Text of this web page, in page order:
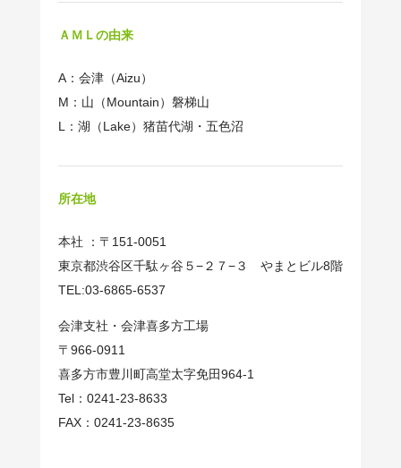
ＡＭＬの由来
A：会津（Aizu）
M：山（Mountain）磐梯山
L：湖（Lake）猪苗代湖・五色沼
所在地
本社 ：〒151-0051
東京都渋谷区千駄ヶ谷５−２７−３ やまとビル8階
TEL:03-6865-6537
会津支社・会津喜多方工場
〒966-0911
喜多方市豊川町高堂太字免田964-1
Tel：0241-23-8633
FAX：0241-23-8635